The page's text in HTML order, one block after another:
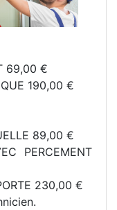
69,00 €
190,00 €
89,00 €
PERCEMENT
230,00 €